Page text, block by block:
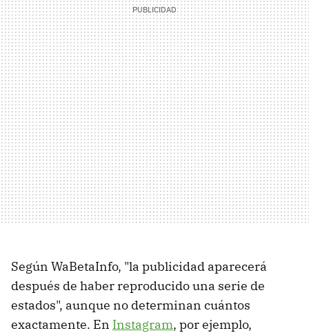
Según WaBetaInfo, "la publicidad aparecerá
después de haber reproducido una serie de
estados", aunque no determinan cuántos
exactamente. En Instagram, por ejemplo,